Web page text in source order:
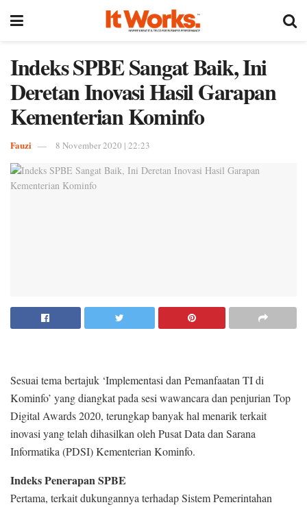
Indeks SPBE Sangat Baik, Ini
Deretan Inovasi Hasil Garapan
Kementerian Kominfo
Fauzi 8 November 2020 | 22:23
Sesuai tema bertajuk ‘Implementasi dan Pemanfaatan TI di
Kominfo’ yang diangkat pada sesi wawancara dan penjurian Top
Digital Awards 2020, terungkap banyak hal menarik terkait
inovasi yang telah dihasilkan oleh Pusat Data dan Sarana
Informatika (PDSI) Kementerian Kominfo.
Indeks Penerapan SPBE
Pertama, terkait dukungannya terhadap Sistem Pemerintahan